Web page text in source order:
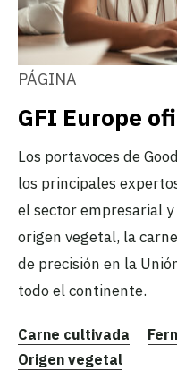
PÁGINA
GFI Europe
Los portavoces de
los principales
el sector empresarial
origen vegetal, la
de precisión en la
todo el continente.
Carne cultivada
Origen vegetal